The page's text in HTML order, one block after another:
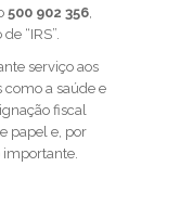
500 902 356
“IRS”.
serviço aos
como a saúde e
fiscal
papel e, por
importante.